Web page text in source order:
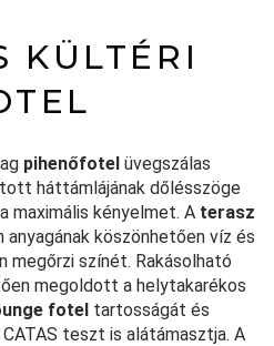
KÜLTÉRI
pihenőfotelüvegszálas
háttámlájának dőlésszöge
maximális kényelmet. A terasz
anyagának köszönhetően víz és
megőrzi színét. Rakásolható
megoldott a helytakarékos
fotel tartosságát és
teszt is alátámasztja. A